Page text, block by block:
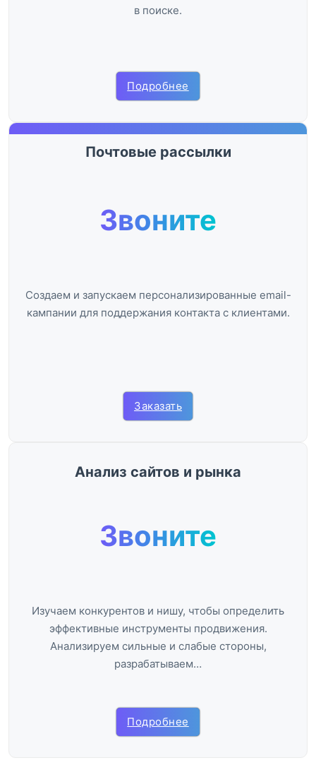
в поиске.
Подробнее
Почтовые рассылки
Звоните
Создаем и запускаем персонализированные email-
кампании для поддержания контакта с клиентами.
Заказать
Анализ сайтов и рынка
Звоните
Изучаем конкурентов и нишу, чтобы определить
эффективные инструменты продвижения.
Анализируем сильные и слабые стороны,
разрабатываем…
Подробнее